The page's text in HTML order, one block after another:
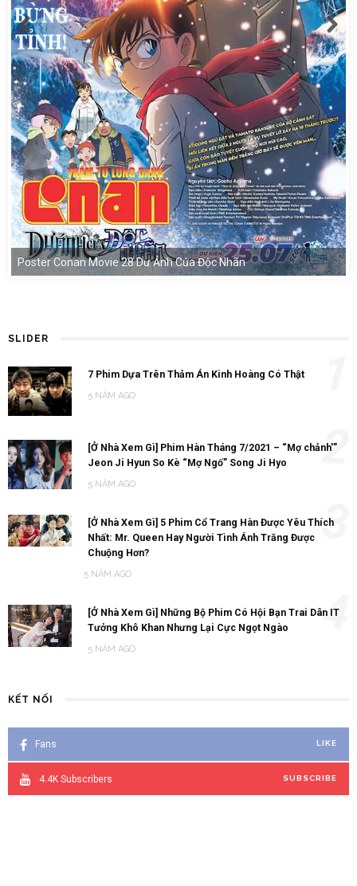
Poster Conan Movie 28 Dư Ảnh Của Độc Nhãn
SLIDER
7 Phim Dựa Trên Thảm Án Kinh Hoàng Có Thật
5 NĂM AGO
[Ở Nhà Xem Gì] Phim Hàn Tháng 7/2021 – “Mợ chảnh'”
Jeon Ji Hyun So Kè “Mợ Ngố” Song Ji Hyo
5 NĂM AGO
2
[Ở Nhà Xem Gì] 5 Phim Cổ Trang Hàn Được Yêu Thích
Nhất: Mr. Queen Hay Người Tình Ánh Trăng Được
Chuộng Hơn?
5 NĂM AGO
3
[Ở Nhà Xem Gì] Những Bộ Phim Có Hội Bạn Trai Dân IT
Tưởng Khô Khan Nhưng Lại Cực Ngọt Ngào
5 NĂM AGO
4
KẾT NỐI
Fans LIKE
4.4K Subscribers SUBSCRIBE